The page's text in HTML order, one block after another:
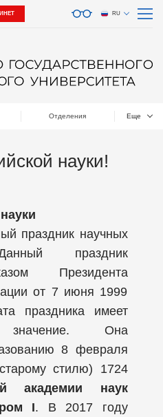
RU
Отделения Еще
науки!
праздник научных
праздник
Президента
от 7 июня 1999
праздника имеет
значение. Она
8 февраля
стилю) 1724
академии наук
I. В 2017 году